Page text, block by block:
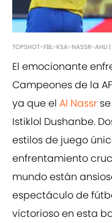
TOPSHOT-FBL-KSA-NASSR-AHLI
El emocionante
Campeones de la
ya que el Al Nassr
Istiklol Dushanbe.
estilos de juego
enfrentamiento
mundo están
espectáculo de
victorioso en esta